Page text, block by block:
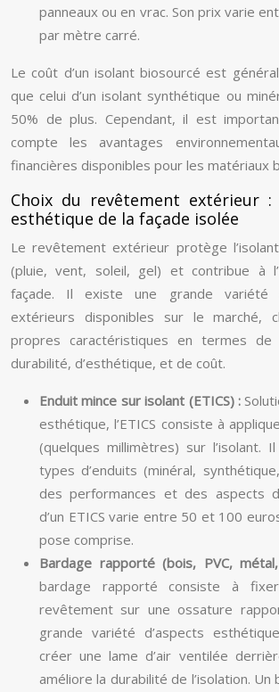
panneaux ou en vrac. Son prix varie
par mètre carré.
Le coût d’un isolant biosourcé est
que celui d’un isolant synthétique ou
50% de plus. Cependant, il est
compte les avantages
financières disponibles pour les matériaux
Choix du revêtement extérieur
esthétique de la façade isolée
Le revêtement extérieur protège
(pluie, vent, soleil, gel) et contribue à
façade. Il existe une grande variété
extérieurs disponibles sur le marché,
propres caractéristiques en termes de
durabilité, d’esthétique, et de coût.
Enduit mince sur isolant (ETICS) :
esthétique, l’ETICS consiste à
(quelques millimètres) sur l’isolant.
types d’enduits (minéral,
des performances et des aspects
d’un ETICS varie entre 50 et 100
pose comprise.
Bardage rapporté (bois, PVC,
bardage rapporté consiste à
revêtement sur une ossature
grande variété d’aspects
créer une lame d’air ventilée
améliore la durabilité de l’isolation.